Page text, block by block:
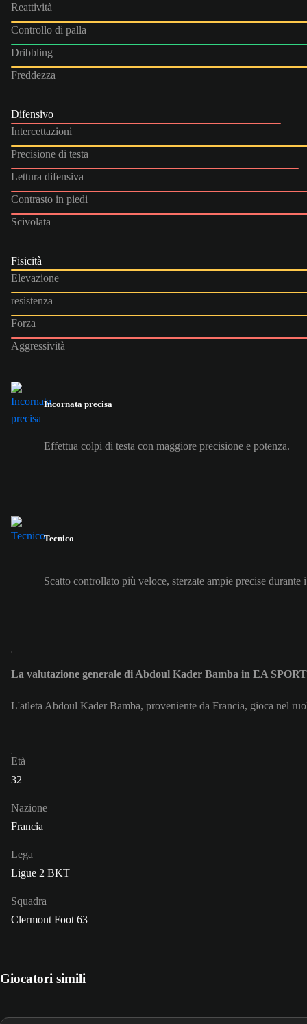
Reattività
Controllo di palla
Dribbling
Freddezza
Difensivo
Intercettazioni
Precisione di testa
Lettura difensiva
Contrasto in piedi
Scivolata
Fisicità
Elevazione
resistenza
Forza
Aggressività
Incornata precisa
Effettua colpi di testa con maggiore precisione e potenza.
Tecnico
Scatto controllato più veloce, sterzate ampie precise durante
La valutazione generale di Abdoul Kader Bamba in EA
L'atleta Abdoul Kader Bamba, proveniente da Francia, gioca nel
Età
32
Nazione
Francia
Lega
Ligue 2 BKT
Squadra
Clermont Foot 63
Giocatori simili